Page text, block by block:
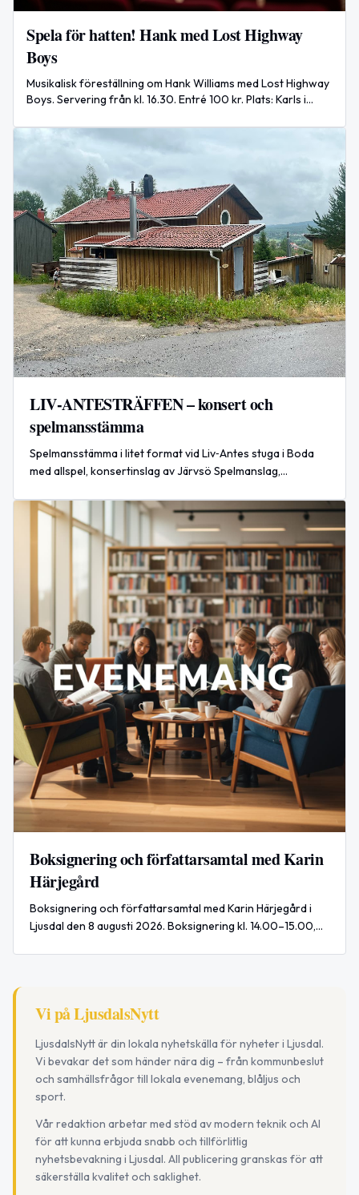
Spela för hatten! Hank med Lost Highway
Boys
Musikalisk föreställning om Hank Williams med Lost Highway
Boys. Servering från kl. 16.30. Entré 100 kr. Plats: Karls i
LIV‑ANTESTRÄFFEN – konsert och
spelmansstämma
Spelmansstämma i litet format vid Liv‑Antes stuga i Boda
med allspel, konsertinslag av Järvsö Spelmanslag,
buskspel efteråt.
Boksignering och författarsamtal med Karin
Härjegård
Boksignering och författarsamtal med Karin Härjegård i
Ljusdal den 8 augusti 2026. Boksignering kl. 14.00–15.00,
Vi på LjusdalsNytt
LjusdalsNytt är din lokala nyhetskälla för nyheter i Ljusdal.
Vi bevakar det som händer nära dig – från kommunbeslut
och samhällsfrågor till lokala evenemang, blåljus och
sport.
Vår redaktion arbetar med stöd av modern teknik och AI
för att kunna erbjuda snabb och tillförlitlig
nyhetsbevakning i Ljusdal. All publicering granskas för att
säkerställa kvalitet och saklighet.